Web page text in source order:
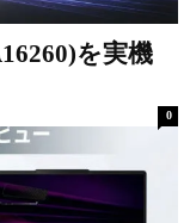
を実機
0